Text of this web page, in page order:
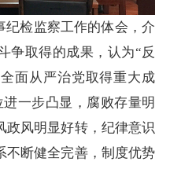
纪检监察工作的体会，介
争取得的成果，认为“反
面从严治党取得重大成
一步凸显，腐败存量明
政风明显好转，纪律意识
不断健全完善，制度优势